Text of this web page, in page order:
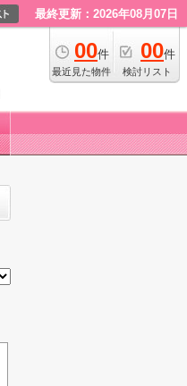
最終更新：2026年08月07日
00件
最近見た物件
00件
検討リスト